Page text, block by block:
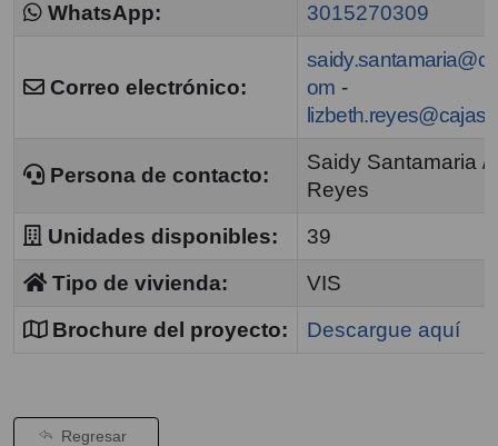
WhatsApp:
3015270309
Correo electrónico:
om -
Persona de contacto:
Saidy Santamaria /
Reyes
Unidades disponibles:
39
Tipo de vivienda:
VIS
Brochure del proyecto:
Descargue aquí
Regresar